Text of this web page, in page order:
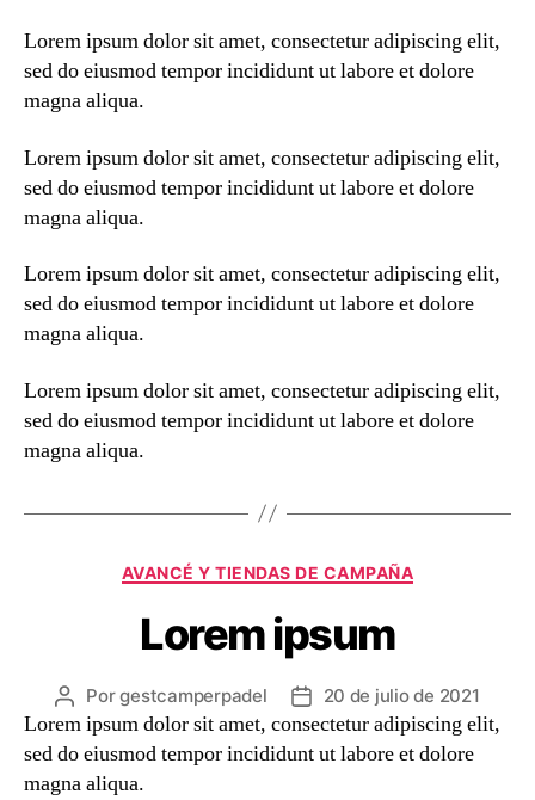
Lorem ipsum dolor sit amet, consectetur adipiscing elit,
sed do eiusmod tempor incididunt ut labore et dolore
magna aliqua.
Lorem ipsum dolor sit amet, consectetur adipiscing elit,
sed do eiusmod tempor incididunt ut labore et dolore
magna aliqua.
Lorem ipsum dolor sit amet, consectetur adipiscing elit,
sed do eiusmod tempor incididunt ut labore et dolore
magna aliqua.
Lorem ipsum dolor sit amet, consectetur adipiscing elit,
sed do eiusmod tempor incididunt ut labore et dolore
magna aliqua.
Categorías
AVANCÉ Y TIENDAS DE CAMPAÑA
Lorem ipsum
Autor
de
la
entrada
Porgestcamperpadel
Fecha
de
la
20 de julio de 2021
Lorem ipsum dolor sit amet, consectetur adipiscing elit,
sed do eiusmod tempor incididunt ut labore et dolore
magna aliqua.